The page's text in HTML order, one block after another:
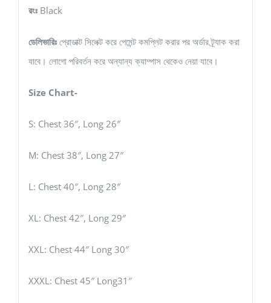
রংঃBlack
ডেলিভারিঃপ্রোডাক্ট সিলেক্ট করে পেমেন্ট কমপ্লিট করার পর অর্ডার ট্র্যাক করা
যাবে। লোগো পরিবর্তন করে অন্যান্য ক্যাম্পাস থেকেও নেয়া যাবে।
Size Chart-
S: Chest 36″, Long 26″
M: Chest 38″, Long 27″
L: Chest 40″, Long 28″
XL: Chest 42″, Long 29″
XXL: Chest 44″ Long 30″
XXXL: Chest 45″ Long31″